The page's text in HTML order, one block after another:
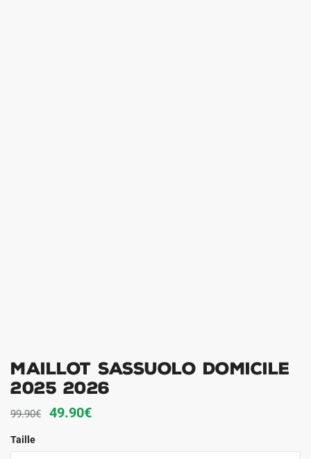
Maillot Sassuolo Domicile
2025 2026
99.90€
Le
initial
49.90€Le
actuel
Taille